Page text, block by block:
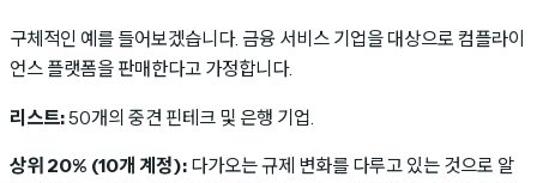
구체적인 예를 들어보겠습니다. 금융 서비스 기업을 대상으로 컴플라이
언스 플랫폼을 판매한다고 가정합니다.
리스트:50개의 중견 핀테크 및 은행 기업.
상위 20% (10개 계정): 다가오는 규제 변화를 다루고 있는 것으로 알